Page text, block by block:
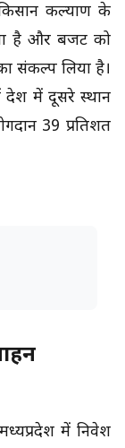
कल्याण के
है और बजट को
संकल्प लिया है।
देश में दूसरे स्थान
39 प्रतिशत
में निवेश